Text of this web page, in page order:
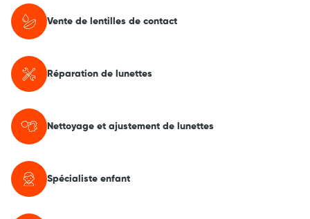
Vente de lentilles de contact
Réparation de lunettes
Nettoyage et ajustement de lunettes
Spécialiste enfant